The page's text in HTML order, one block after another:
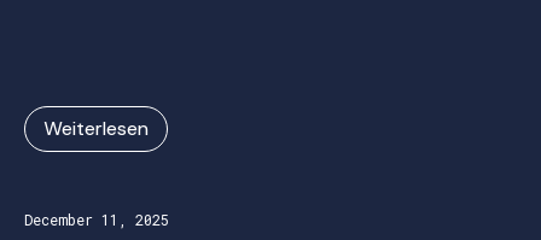
Weiterlesen
December 11, 2025